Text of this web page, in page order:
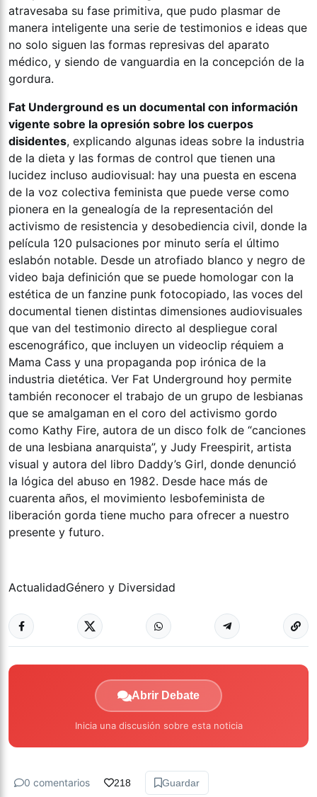
atravesaba su fase primitiva, que pudo plasmar de
manera inteligente una serie de testimonios e ideas que
no solo siguen las formas represivas del aparato
médico, y siendo de vanguardia en la concepción de la
gordura.
Fat Underground es un documental con información
vigente sobre la opresión sobre los cuerpos
disidentes, explicando algunas ideas sobre la industria
de la dieta y las formas de control que tienen una
lucidez incluso audiovisual: hay una puesta en escena
de la voz colectiva feminista que puede verse como
pionera en la genealogía de la representación del
activismo de resistencia y desobediencia civil, donde la
película 120 pulsaciones por minuto sería el último
eslabón notable. Desde un atrofiado blanco y negro de
video baja definición que se puede homologar con la
estética de un fanzine punk fotocopiado, las voces del
documental tienen distintas dimensiones audiovisuales
que van del testimonio directo al despliegue coral
escenográfico, que incluyen un videoclip réquiem a
Mama Cass y una propaganda pop irónica de la
industria dietética. Ver Fat Underground hoy permite
también reconocer el trabajo de un grupo de lesbianas
que se amalgaman en el coro del activismo gordo
como Kathy Fire, autora de un disco folk de “canciones
de una lesbiana anarquista”, y Judy Freespirit, artista
visual y autora del libro Daddy’s Girl, donde denunció
la lógica del abuso en 1982. Desde hace más de
cuarenta años, el movimiento lesbofeminista de
liberación gorda tiene mucho para ofrecer a nuestro
presente y futuro.
ActualidadGénero y Diversidad
Abrir Debate
Inicia una discusión sobre esta noticia
0 comentarios 218 Guardar